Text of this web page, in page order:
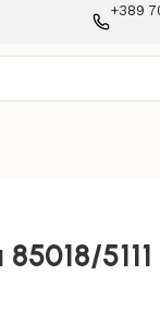
+389
5111